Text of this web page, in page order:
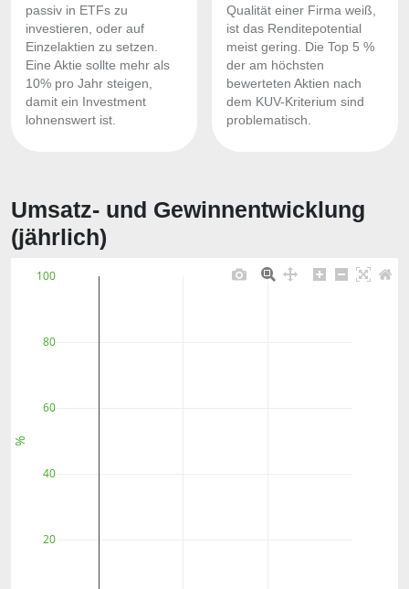
passiv in ETFs zu
investieren, oder auf
Einzelaktien zu setzen.
Eine Aktie sollte mehr als
10% pro Jahr steigen,
damit ein Investment
lohnenswert ist.
Qualität einer Firma weiß,
ist das Renditepotential
meist gering. Die Top 5 %
der am höchsten
bewerteten Aktien nach
dem KUV-Kriterium sind
problematisch.
Umsatz- und Gewinnentwicklung
(jährlich)
20
40
60
80
100
%